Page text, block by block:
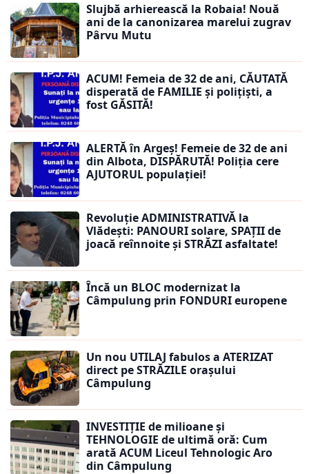
Slujbă arhierească la Robaia! Nouă
ani de la canonizarea marelui zugrav
Pârvu Mutu
ACUM! Femeia de 32 de ani, CĂUTATĂ
disperată de FAMILIE și polițiști, a
fost GĂSITĂ!
ALERTĂ în Argeș! Femeie de 32 de ani
din Albota, DISPĂRUTĂ! Poliția cere
AJUTORUL populației!
Revoluție ADMINISTRATIVĂ la
Vlădești: PANOURI solare, SPAȚII de
joacă reînnoite și STRĂZI asfaltate!
Încă un BLOC modernizat la
Câmpulung prin FONDURI europene
Un nou UTILAJ fabulos a ATERIZAT
direct pe STRĂZILE orașului
Câmpulung
INVESTIȚIE de milioane și
TEHNOLOGIE de ultimă oră: Cum
arată ACUM Liceul Tehnologic Aro
din Câmpulung